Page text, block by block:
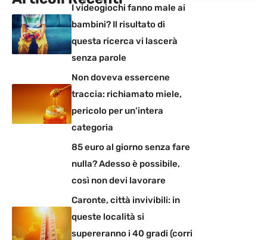
I videogiochi fanno male ai
bambini? Il risultato di
questa ricerca vi lascerà
senza parole
Non doveva essercene
traccia: richiamato miele,
pericolo per un’intera
categoria
85 euro al giorno senza fare
nulla? Adesso è possibile,
così non devi lavorare
Caronte, città invivibili: in
queste località si
supereranno i 40 gradi (corri